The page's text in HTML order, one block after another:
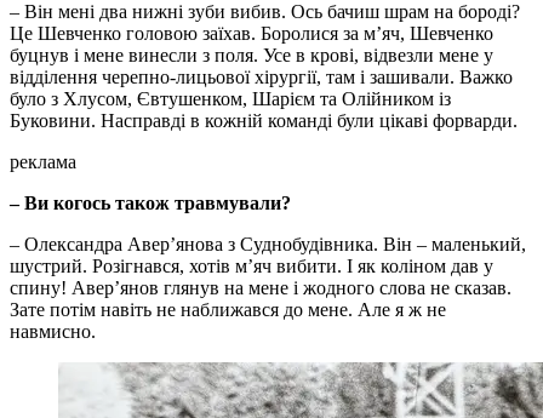
– Він мені два нижні зуби вибив. Ось бачиш шрам на бороді?
Це Шевченко головою заїхав. Боролися за м’яч, Шевченко
буцнув і мене винесли з поля. Усе в крові, відвезли мене у
відділення черепно-лицьової хірургії, там і зашивали. Важко
було з Хлусом, Євтушенком, Шарієм та Олійником із
Буковини. Насправді в кожній команді були цікаві форварди.
реклама
– Ви когось також травмували?
– Олександра Авер’янова з Суднобудівника. Він – маленький,
шустрий. Розігнався, хотів м’яч вибити. І як коліном дав у
спину! Авер’янов глянув на мене і жодного слова не сказав.
Зате потім навіть не наближався до мене. Але я ж не
навмисно.